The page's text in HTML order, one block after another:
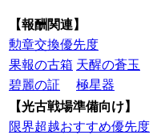
【報酬関連】
勲章交換優先度
果報の古箱 天醒の蒼玉
碧麗の証
極星器
【光古戦場準備向け】
限界超越おすすめ優先度